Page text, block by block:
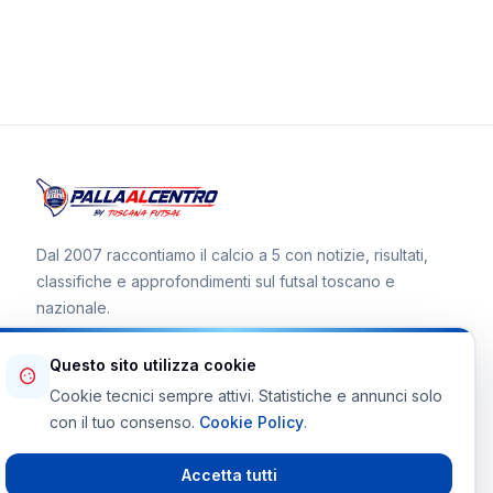
Dal 2007 raccontiamo il calcio a 5 con notizie, risultati,
classifiche e approfondimenti sul futsal toscano e
nazionale.
Canale WhatsApp
Telegram Toscana Futsal
Questo sito utilizza cookie
Cookie tecnici sempre attivi. Statistiche e annunci solo
con il tuo consenso. Cookie Policy.
Accetta tutti